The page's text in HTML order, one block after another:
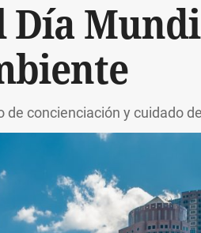
Día
concienciación y cuidado